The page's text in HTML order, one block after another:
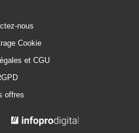
nous
Cookie
et CGU
offres